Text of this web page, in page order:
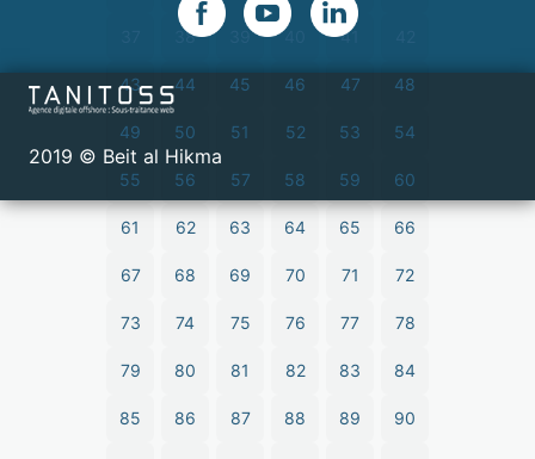
38 39 40 41
43 44 45 46 47 48
49 50 51 52 53 54
55 56 57 58 59 60
61 62 63 64 65 66
67 68 69 70 71 72
73 74 75 76 77 78
79 80 81 82 83 84
85 86 87 88 89 90
2019 © Beit al Hikma